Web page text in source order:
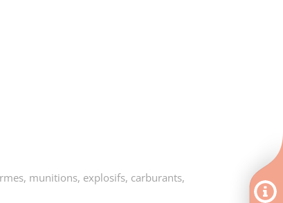
munitions, explosifs, carburants,